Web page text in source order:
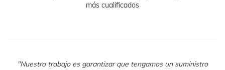
más cualificados
"Nuestro trabajo es garantizar que tengamos un suministro